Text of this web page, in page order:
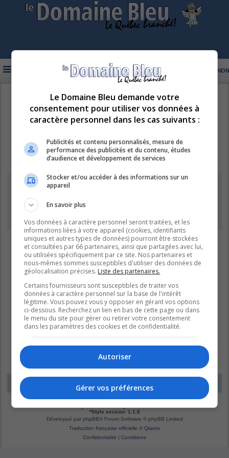
CONNEXION
INSCRIPTION
LE DOMAINE BLEU
Information
Vous ne pouvez pas effectuer de recherche pour le moment car le
LE DOMAINE BLEU UTC-04:00
*Original byChristian 2.0
*Style version: 1.1.8
Développé par phpBB® Forum Software © phpBB Limited
Traduction française officielle © Qiaeru
Confidentialité | Conditions
Le Domaine Bleu demande votre
consentement pour utiliser vos données à
caractère personnel dans les cas suivants :
Publicités et contenu personnalisés, mesure de
performance des publicités et du contenu, études
d’audience et développement de services
Stocker et/ou accéder à des informations sur un
appareil
En savoir plus
Vos données à caractère personnel seront traitées, et les
informations liées à votre appareil (cookies, identifiants
uniques et autres types de données) pourront être stockées
et consultées par 66 partenaires, ainsi que partagées avec lui,
ou utilisées spécifiquement par ce site. Nos partenaires et
nous-mêmes sommes susceptibles d'utiliser des données de
géolocalisation précises. Liste des partenaires.
Certains fournisseurs sont susceptibles de traiter vos
données à caractère personnel sur la base de l'intérêt
légitime. Vous pouvez vous y opposer en gérant vos options
ci-dessous. Recherchez un lien en bas de cette page ou dans
le menu du site pour gérer ou retirer votre consentement
dans les paramètres des cookies et de confidentialité.
Autoriser
Gérer vos préférences